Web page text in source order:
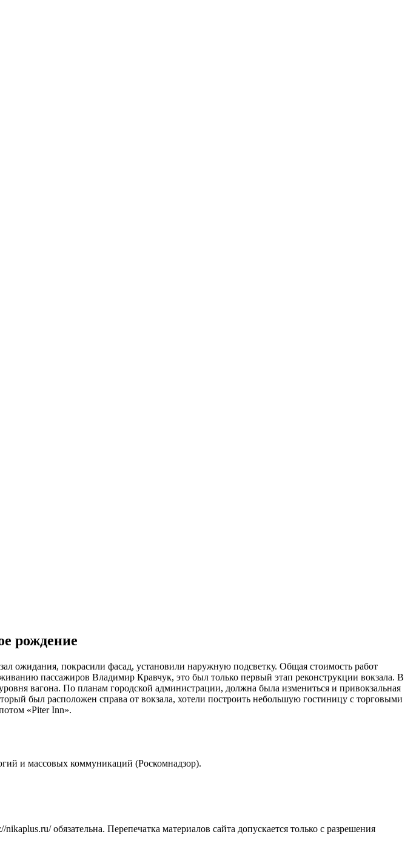
рождение
ожидания, покрасили фасад, установили наружную подсветку. Общая стоимость работ
пассажиров Владимир Кравчук, это был только первый этап реконструкции вокзала. В
вагона. По планам городской администрации, должна была измениться и привокзальная
был расположен справа от вокзала, хотели построить небольшую гостиницу с торговыми
«Piter Inn».
и массовых коммуникаций (Роскомнадзор).
обязательна. Перепечатка материалов сайта допускается только с разрешения